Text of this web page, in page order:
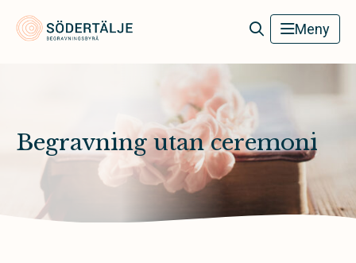
Södertälje Begravningsbyrå Meny
Begravning utan ceremoni